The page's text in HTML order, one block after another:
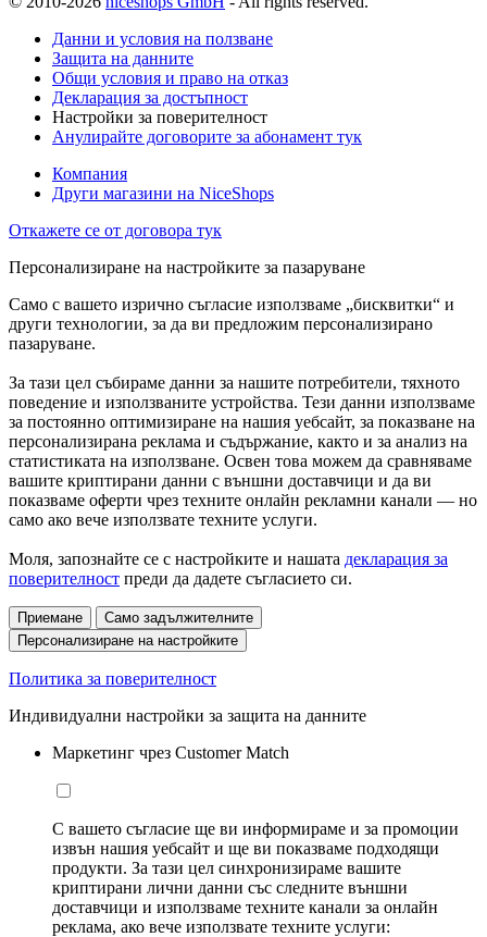
Данни и условия на ползване
Защита на данните
Общи условия и право на отказ
Декларация за достъпност
Настройки за поверителност
Анулирайте договорите за абонамент тук
Компания
Други магазини на NiceShops
Откажете се от договора тук
Персонализиране на настройките за пазаруване
Само с вашето изрично съгласие използваме „бисквитки“ и
други технологии, за да ви предложим персонализирано
пазаруване.
За тази цел събираме данни за нашите потребители, тяхното
поведение и използваните устройства. Тези данни използваме
за постоянно оптимизиране на нашия уебсайт, за показване на
персонализирана реклама и съдържание, както и за анализ на
статистиката на използване. Освен това можем да сравняваме
вашите криптирани данни с външни доставчици и да ви
показваме оферти чрез техните онлайн рекламни канали — но
само ако вече използвате техните услуги.
Моля, запознайте се с настройките и нашата декларация за
поверителност преди да дадете съгласието си.
Приемане
Само задължителните
Персонализиране на настройките
Политика за поверителност
Индивидуални настройки за защита на данните
Маркетинг чрез Customer Match
С вашето съгласие ще ви информираме и за промоции
извън нашия уебсайт и ще ви показваме подходящи
продукти. За тази цел синхронизираме вашите
криптирани лични данни със следните външни
доставчици и използваме техните канали за онлайн
реклама, ако вече използвате техните услуги: